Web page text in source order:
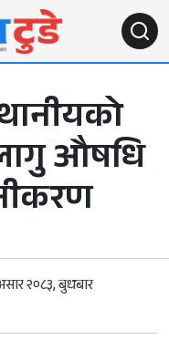
औषधि
२०८३, बुधबार